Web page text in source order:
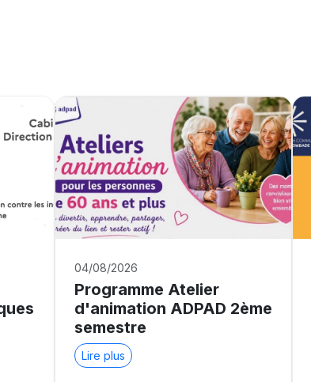
04/08/2026
Programme Atelier
d'animation ADPAD 2ème
semestre
Lire plus